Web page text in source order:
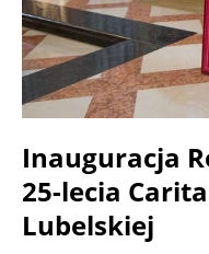
Inauguracja
25-lecia
Lubelskiej